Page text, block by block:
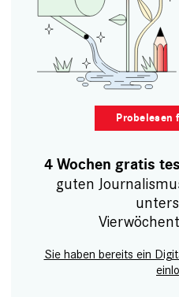
Probelesen
4 Wochen gratis
guten
Sie haben bereits ein